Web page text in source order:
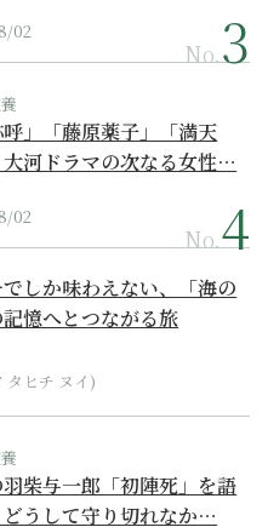
02
No.
呼」「藤原薬子」「満天
河ドラマの次なる女性…
02
No.
しか味わえない、「海の
憶へとつながる旅
タヒチ ヌイ)
柴与一郎「初陣死」を語
どうして守り切れなか…